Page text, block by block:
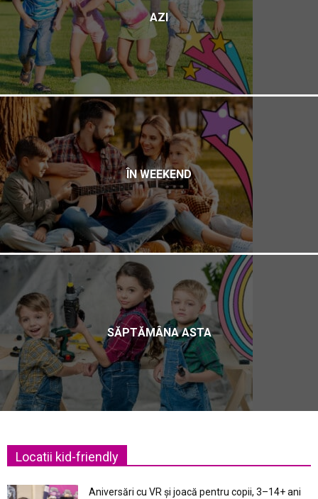
AZI
ÎN WEEKEND
SĂPTĂMÂNA ASTA
Locatii kid-friendly
Aniversări cu VR și joacă pentru copii, 3–14+ ani